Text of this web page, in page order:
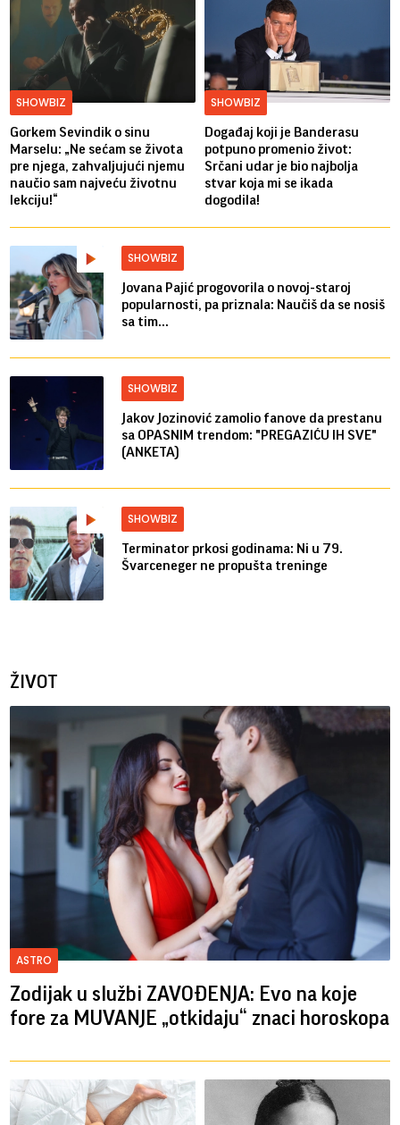
SHOWBIZ
Gorkem Sevindik o sinu
Marselu: „Ne sećam se života
pre njega, zahvaljujući njemu
naučio sam najveću životnu
lekciju!“
SHOWBIZ
Događaj koji je Banderasu
potpuno promenio život:
Srčani udar je bio najbolja
stvar koja mi se ikada
dogodila!
SHOWBIZ
Jovana Pajić progovorila o novoj-staroj
popularnosti, pa priznala: Naučiš da se nosiš
sa tim...
SHOWBIZ
Jakov Jozinović zamolio fanove da prestanu
sa OPASNIM trendom: "PREGAZIĆU IH SVE"
(ANKETA)
SHOWBIZ
Terminator prkosi godinama: Ni u 79.
Švarceneger ne propušta treninge
ŽIVOT
ASTRO
Zodijak u službi ZAVOĐENJA: Evo na koje
fore za MUVANJE „otkidaju“ znaci horoskopa